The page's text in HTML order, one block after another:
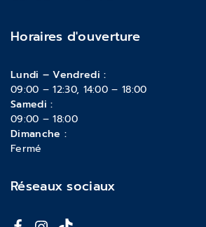
Horaires d'ouverture
Lundi – Vendredi :
09:00 – 12:30, 14:00 – 18:00
Samedi :
09:00 – 18:00
Dimanche :
Fermé
Réseaux sociaux